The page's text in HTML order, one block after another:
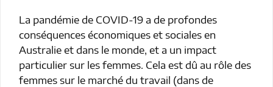
La pandémie de COVID-19 a de profondes
conséquences économiques et sociales en
Australie et dans le monde, et a un impact
particulier sur les femmes. Cela est dû au rôle des
femmes sur le marché du travail (dans de